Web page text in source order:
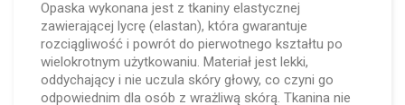
Opaska wykonana jest z tkaniny elastycznej
zawierającej lycrę (elastan), która gwarantuje
rozciągliwość i powrót do pierwotnego kształtu po
wielokrotnym użytkowaniu. Materiał jest lekki,
oddychający i nie uczula skóry głowy, co czyni go
odpowiednim dla osób z wrażliwą skórą. Tkanina nie